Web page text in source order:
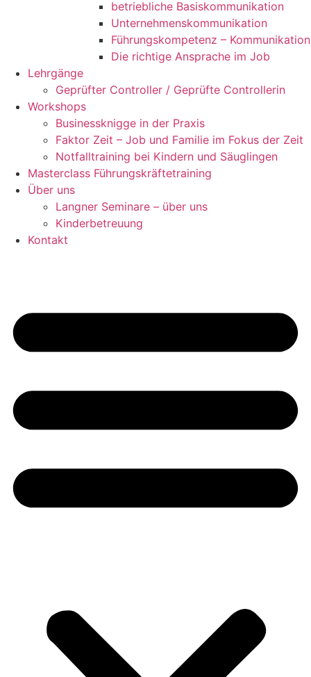
betriebliche Basiskommunikation
Unternehmenskommunikation
Führungskompetenz – Kommunikation
Die richtige Ansprache im Job
Lehrgänge
Geprüfter Controller / Geprüfte Controllerin
Workshops
Businessknigge in der Praxis
Faktor Zeit – Job und Familie im Fokus der Zeit
Notfalltraining bei Kindern und Säuglingen
Masterclass Führungskräftetraining
Über uns
Langner Seminare – über uns
Kinderbetreuung
Kontakt